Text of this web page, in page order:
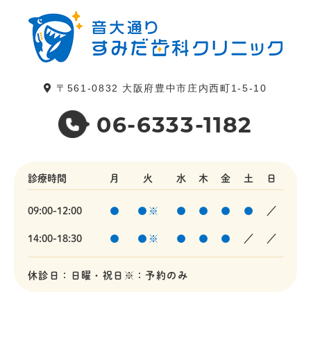
〒561-0832 大阪府豊中市庄内西町1-5-10
06-6333-1182
診療時間 月 火 水 木 金 土 日
09:00-12:00 ● ●※ ● ● ● ● ／
14:00-18:30 ● ●※ ● ● ● ／ ／
休診日：日曜・祝日 ※：予約のみ